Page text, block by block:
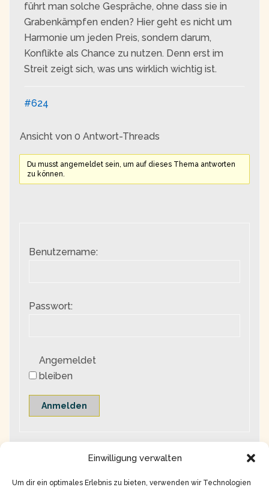
Einwilligung verwalten
Um dir ein optimales Erlebnis zu bieten, verwenden wir Technologien
führt man solche Gespräche, ohne dass sie in
Grabenkämpfen enden? Hier geht es nicht um
Harmonie um jeden Preis, sondern darum,
Konflikte als Chance zu nutzen. Denn erst im
Streit zeigt sich, was uns wirklich wichtig ist.
#624
Ansicht von 0 Antwort-Threads
Du musst angemeldet sein, um auf dieses Thema antworten
zu können.
Benutzername:
Passwort:
Angemeldet
bleiben
Anmelden